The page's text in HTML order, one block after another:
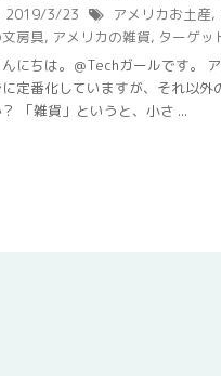
2019/3/23 アメリカお土産,
房具, アメリカの雑貨, ターゲッ
んにちは。＠Techガールです。
に定番化していますが、それ以
「雑貨」というと、小さ ...